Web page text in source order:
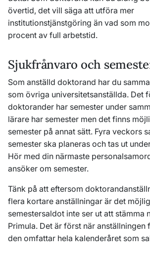
övertid, det vill säga att utföra mer
institutionstjänstgöring än vad som
procent av full arbetstid.
Sjukfrånvaro och
Som anställd doktorand har du
som övriga universitetsanställda. Det
doktorander har semester under
lärare har semester men det finns
semester på annat sätt. Fyra veckors
semester ska planeras och tas ut
Hör med din närmaste
ansöker om semester.
Tänk på att eftersom
flera kortare anställningar är det
semestersaldot inte ser ut att stämma
Primula. Det är först när anställningen
den omfattar hela kalenderåret som